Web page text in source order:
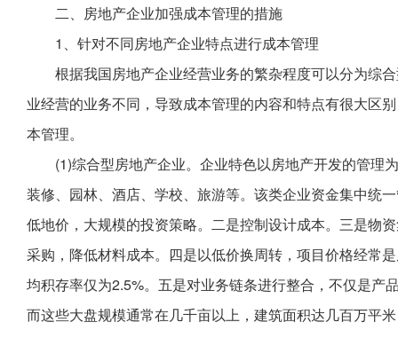
二、房地产企业加强成本管理的措施
1、针对不同房地产企业特点进行成本管理
根据我国房地产企业经营业务的繁杂程度可以分为综
业经营的业务不同，导致成本管理的内容和特点有很大区
本管理。
(1)综合型房地产企业。企业特色以房地产开发的管理
装修、园林、酒店、学校、旅游等。该类企业资金集中统
低地价，大规模的投资策略。二是控制设计成本。三是物
采购，降低材料成本。四是以低价换周转，项目价格经常
均积存率仅为2.5%。五是对业务链条进行整合，不仅是产
而这些大盘规模通常在几千亩以上，建筑面积达几百万平